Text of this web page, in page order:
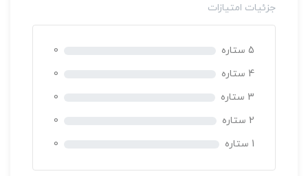
جزئیات امتیازات
5 ستاره
0
4 ستاره
0
3 ستاره
0
2 ستاره
0
1 ستاره
0